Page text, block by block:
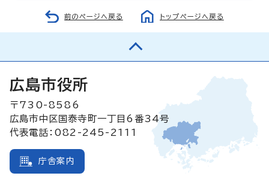
前のページへ戻る トップページへ戻る
広島市役所
〒730-8586
広島市中区国泰寺町一丁目6番34号
代表電話：082-245-2111
庁舎案内